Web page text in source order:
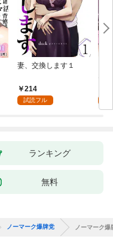
妻、交換します１
214
試読フル
な
ランキング
無料
ノーマーク爆牌党 ノーマーク